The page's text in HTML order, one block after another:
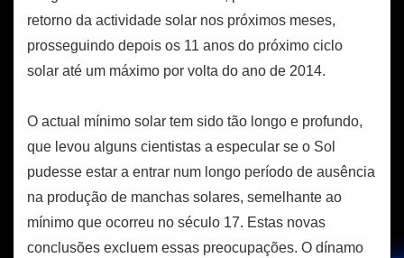
retorno da actividade solar nos próximos meses,
prosseguindo depois os 11 anos do próximo ciclo
solar até um máximo por volta do ano de 2014.
O actual mínimo solar tem sido tão longo e profundo,
que levou alguns cientistas a especular se o Sol
pudesse estar a entrar num longo período de ausência
na produção de manchas solares, semelhante ao
mínimo que ocorreu no século 17. Estas novas
conclusões excluem essas preocupações. O dínamo